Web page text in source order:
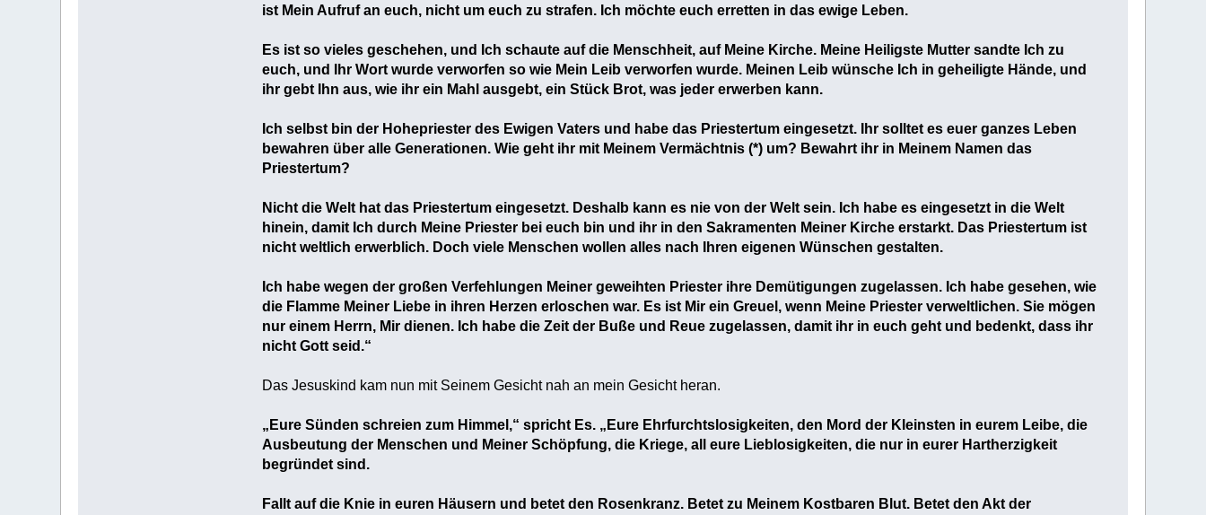
ist Mein Aufruf an euch, nicht um euch zu strafen. Ich möchte euch erretten in das ewige Leben.
Es ist so vieles geschehen, und Ich schaute auf die Menschheit, auf Meine Kirche. Meine Heiligste Mutter sandte Ich zu
euch, und Ihr Wort wurde verworfen so wie Mein Leib verworfen wurde. Meinen Leib wünsche Ich in geheiligte Hände, und
ihr gebt Ihn aus, wie ihr ein Mahl ausgebt, ein Stück Brot, was jeder erwerben kann.
Ich selbst bin der Hohepriester des Ewigen Vaters und habe das Priestertum eingesetzt. Ihr solltet es euer ganzes Leben
bewahren über alle Generationen. Wie geht ihr mit Meinem Vermächtnis (*) um? Bewahrt ihr in Meinem Namen das
Priestertum?
Nicht die Welt hat das Priestertum eingesetzt. Deshalb kann es nie von der Welt sein. Ich habe es eingesetzt in die Welt
hinein, damit Ich durch Meine Priester bei euch bin und ihr in den Sakramenten Meiner Kirche erstarkt. Das Priestertum ist
nicht weltlich erwerblich. Doch viele Menschen wollen alles nach Ihren eigenen Wünschen gestalten.
Ich habe wegen der großen Verfehlungen Meiner geweihten Priester ihre Demütigungen zugelassen. Ich habe gesehen, wie
die Flamme Meiner Liebe in ihren Herzen erloschen war. Es ist Mir ein Greuel, wenn Meine Priester verweltlichen. Sie mögen
nur einem Herrn, Mir dienen. Ich habe die Zeit der Buße und Reue zugelassen, damit ihr in euch geht und bedenkt, dass ihr
nicht Gott seid.“
Das Jesuskind kam nun mit Seinem Gesicht nah an mein Gesicht heran.
„Eure Sünden schreien zum Himmel,“ spricht Es. „Eure Ehrfurchtslosigkeiten, den Mord der Kleinsten in eurem Leibe, die
Ausbeutung der Menschen und Meiner Schöpfung, die Kriege, all eure Lieblosigkeiten, die nur in eurer Hartherzigkeit
begründet sind.
Fallt auf die Knie in euren Häusern und betet den Rosenkranz. Betet zu Meinem Kostbaren Blut. Betet den Akt der